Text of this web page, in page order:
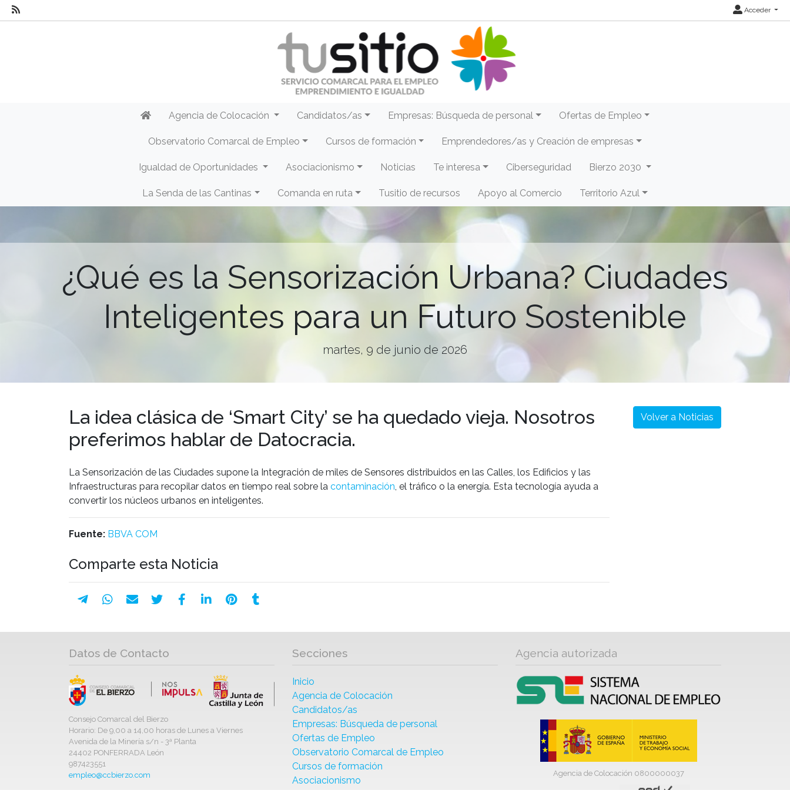
Acceder
Agencia de Colocación Candidatos/as Empresas: Búsqueda de personal Ofertas de Empleo
Observatorio Comarcal de Empleo Cursos de formación Emprendedores/as y Creación de empresas
Igualdad de Oportunidades Asociacionismo Noticias Te interesa Ciberseguridad Bierzo 2030
La Senda de las Cantinas Comanda en ruta Tusitio de recursos Apoyo al Comercio Territorio Azul
¿Qué es la Sensorización Urbana? Ciudades
Inteligentes para un Futuro Sostenible
martes, 9 de junio de 2026
La idea clásica de ‘Smart City’ se ha quedado vieja. Nosotros
preferimos hablar de Datocracia.
La Sensorización de las Ciudades supone la Integración de miles de Sensores distribuidos en las Calles, los Edificios y las
Infraestructuras para recopilar datos en tiempo real sobre la contaminación , el tráfico o la energía. Esta tecnología ayuda a
convertir los núcleos urbanos en inteligentes.
Fuente: BBVA COM
Comparte esta Noticia
Volver a Noticias
Datos de Contacto
Consejo Comarcal del Bierzo
Horario: De 9,00 a 14,00 horas de Lunes a Viernes
Avenida de la Minería s/n - 3ª Planta
24402 PONFERRADA León
987423551
empleo@ccbierzo.com
Secciones
Inicio
Agencia de Colocación
Candidatos/as
Empresas: Búsqueda de personal
Ofertas de Empleo
Observatorio Comarcal de Empleo
Cursos de formación
Asociacionismo
Agencia autorizada
Agencia de Colocación 0800000037